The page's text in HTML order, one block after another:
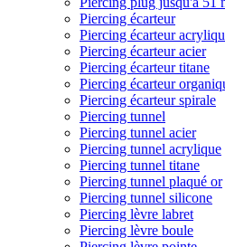
Piercing écarteur
Piercing écarteur
Piercing écarteur acier
Piercing écarteur titane
Piercing écarteur
Piercing écarteur spirale
Piercing tunnel
Piercing tunnel acier
Piercing tunnel acrylique
Piercing tunnel titane
Piercing tunnel plaqué or
Piercing tunnel silicone
Piercing lèvre labret
Piercing lèvre boule